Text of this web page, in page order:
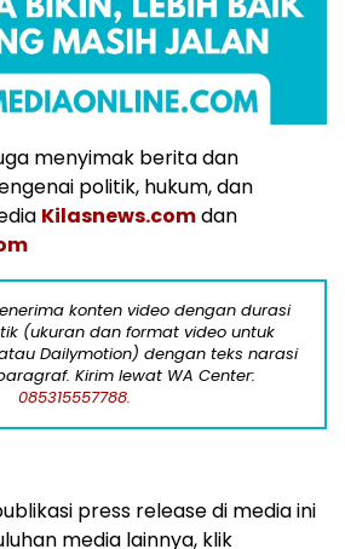
menyimak berita dan
politik, hukum, dan
Kilasnews.comdan
konten video dengan durasi
(ukuran dan format video untuk
Dailymotion) dengan teks narasi
Kirim lewat WA Center:
085315557788.
press release di media ini
media lainnya, klik